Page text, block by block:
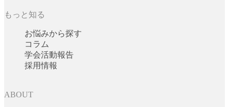
もっと知る
お悩みから探す
コラム
学会活動報告
採用情報
ABOUT